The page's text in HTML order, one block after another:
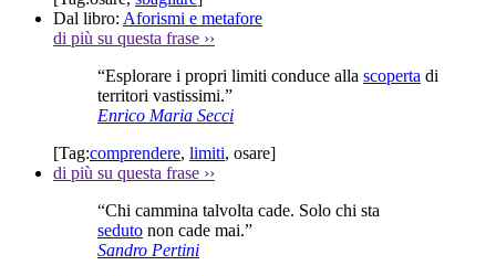
Dal libro: Aforismi e metafore
di più su questa frase ››
“Esplorare i propri limiti conduce alla scoperta di
territori vastissimi.”
Enrico Maria Secci
[Tag:comprendere, limiti, osare]
di più su questa frase ››
“Chi cammina talvolta cade. Solo chi sta
seduto non cade mai.”
Sandro Pertini